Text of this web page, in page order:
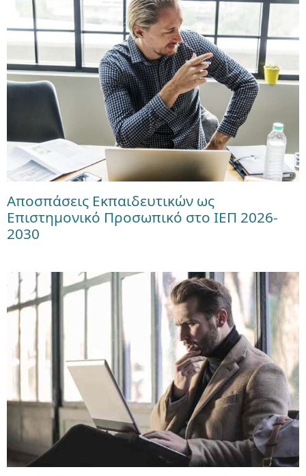
Αποσπάσεις Εκπαιδευτικών ως
Επιστημονικό Προσωπικό στο ΙΕΠ 2026-
2030